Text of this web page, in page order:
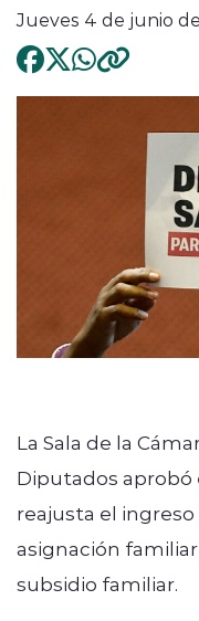
Jueves 4 de junio
La Sala de la
Diputados aprobó
reajusta el
asignación
subsidio familiar.